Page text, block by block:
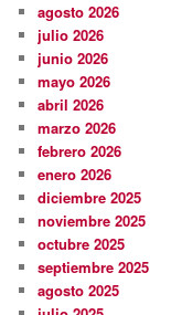
agosto 2026
julio 2026
junio 2026
mayo 2026
abril 2026
marzo 2026
febrero 2026
enero 2026
diciembre 2025
noviembre 2025
octubre 2025
septiembre 2025
agosto 2025